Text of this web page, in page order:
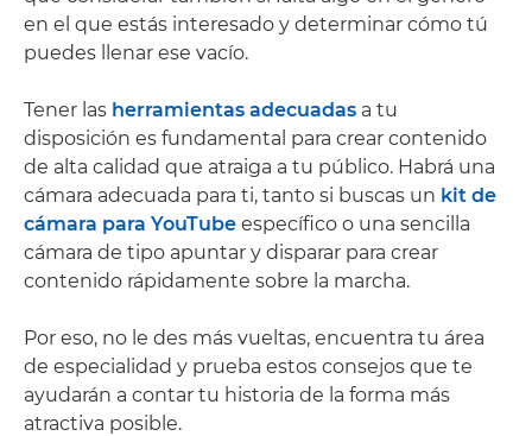
en el que estás interesado y determinar cómo tú
puedes llenar ese vacío.
Tener las herramientas adecuadas a tu
disposición es fundamental para crear contenido
de alta calidad que atraiga a tu público. Habrá una
cámara adecuada para ti, tanto si buscas un kit de
cámara para YouTube específico o una sencilla
cámara de tipo apuntar y disparar para crear
contenido rápidamente sobre la marcha.
Por eso, no le des más vueltas, encuentra tu área
de especialidad y prueba estos consejos que te
ayudarán a contar tu historia de la forma más
atractiva posible.